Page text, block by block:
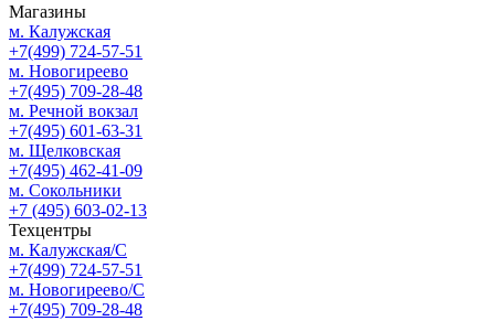
Магазины
м. Калужская
+7(499) 724-57-51
м. Новогиреево
+7(495) 709-28-48
м. Речной вокзал
+7(495) 601-63-31
м. Щелковская
+7(495) 462-41-09
м. Сокольники
+7 (495) 603-02-13
Техцентры
м. Калужская/С
+7(499) 724-57-51
м. Новогиреево/С
+7(495) 709-28-48